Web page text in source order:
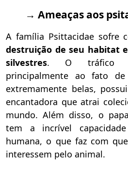
→ Ameaças aos
A família Psittacidae sofre
destruição de seu habitat
silvestres.
O tráfico
principalmente ao fato de
extremamente belas,
encantadora que atrai
mundo. Além disso, o
tem a incrível
humana, o que faz com
interessem pelo animal.